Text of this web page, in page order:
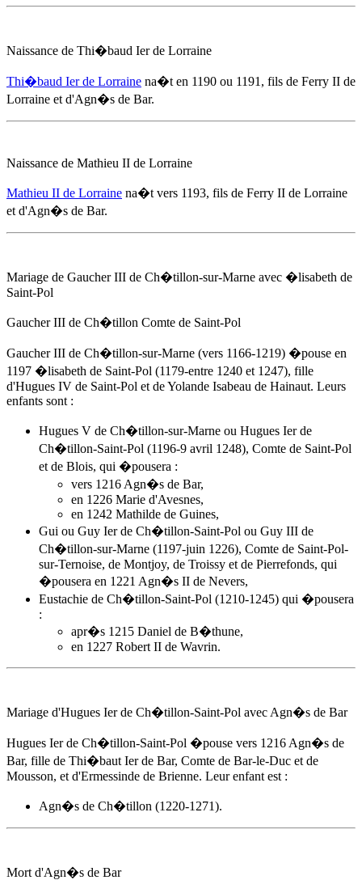
Naissance de Thi�baud Ier de Lorraine
Thi�baud Ier de Lorraine na�t en 1190 ou 1191, fils de Ferry II de
Lorraine et d'Agn�s de Bar.
Naissance de Mathieu II de Lorraine
Mathieu II de Lorraine na�t vers 1193, fils de Ferry II de Lorraine
et d'Agn�s de Bar.
Mariage de Gaucher III de Ch�tillon-sur-Marne avec �lisabeth de
Saint-Pol
Gaucher III de Ch�tillon Comte de Saint-Pol
Gaucher III de Ch�tillon-sur-Marne (vers 1166-1219) �pouse en
1197 �lisabeth de Saint-Pol (1179-entre 1240 et 1247), fille
d'Hugues IV de Saint-Pol et de Yolande Isabeau de Hainaut. Leurs
enfants sont :
Hugues V de Ch�tillon-sur-Marne ou Hugues Ier de
Ch�tillon-Saint-Pol (1196-9 avril 1248), Comte de Saint-Pol
et de Blois, qui �pousera :
vers 1216 Agn�s de Bar,
en 1226 Marie d'Avesnes,
en 1242 Mathilde de Guines,
Gui ou Guy Ier de Ch�tillon-Saint-Pol ou Guy III de
Ch�tillon-sur-Marne (1197-juin 1226), Comte de Saint-Pol-
sur-Ternoise, de Montjoy, de Troissy et de Pierrefonds, qui
�pousera en 1221 Agn�s II de Nevers,
Eustachie de Ch�tillon-Saint-Pol (1210-1245) qui �pousera
:
apr�s 1215 Daniel de B�thune,
en 1227 Robert II de Wavrin.
Mariage d'Hugues Ier de Ch�tillon-Saint-Pol avec Agn�s de Bar
Hugues Ier de Ch�tillon-Saint-Pol �pouse vers 1216 Agn�s de
Bar, fille de Thi�baut Ier de Bar, Comte de Bar-le-Duc et de
Mousson, et d'Ermessinde de Brienne. Leur enfant est :
Agn�s de Ch�tillon (1220-1271).
Mort d'Agn�s de Bar